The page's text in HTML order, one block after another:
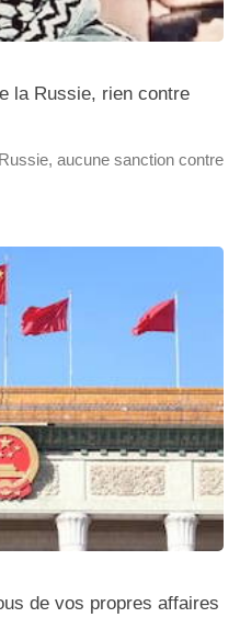
la Russie, rien contre
aucune sanction contre
de vos propres affaires